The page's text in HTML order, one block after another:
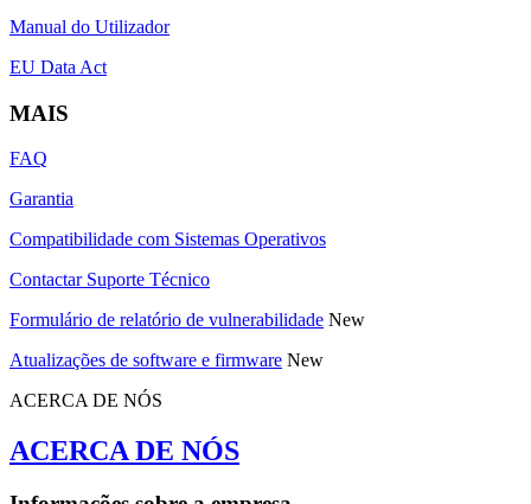
Manual do Utilizador
EU Data Act
MAIS
FAQ
Garantia
Compatibilidade com Sistemas Operativos
Contactar Suporte Técnico
Formulário de relatório de vulnerabilidade New
Atualizações de software e firmware New
ACERCA DE NÓS
ACERCA DE NÓS